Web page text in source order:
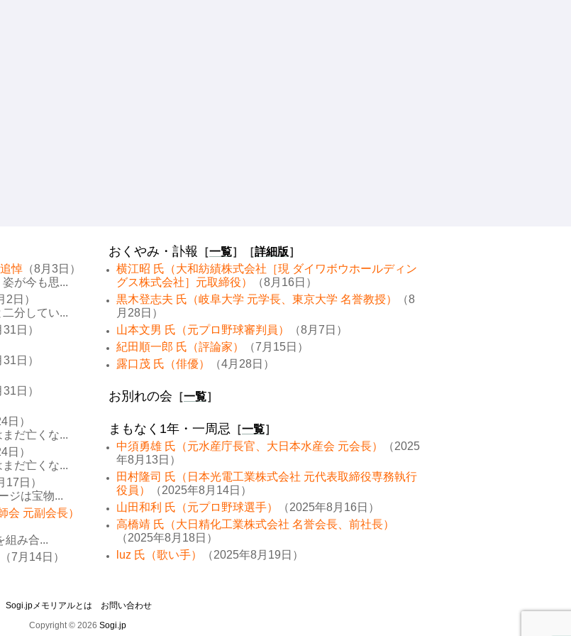
悼 （8月3日）
が今も思...
2日）
分してい...
31日）
31日）
31日）
日）
だ亡くな...
日）
だ亡くな...
17日）
ジは宝物...
会 元副会長）
組み合...
（7月14日）
おくやみ・訃報 ［一覧］［詳細版］
横江昭 氏（大和紡績株式会社［現 ダイワボウホールディン
グス株式会社］元取締役）
（8月16日）
黒木登志夫 氏（岐阜大学 元学長、東京大学 名誉教授）
（8
月28日）
山本文男 氏（元プロ野球審判員）
（8月7日）
紀田順一郎 氏（評論家）
（7月15日）
露口茂 氏（俳優）
（4月28日）
お別れの会 ［一覧］
まもなく1年・一周忌 ［一覧］
中須勇雄 氏（元水産庁長官、大日本水産会 元会長）
（2025
年8月13日）
田村隆司 氏（日本光電工業株式会社 元代表取締役専務執行
役員）
（2025年8月14日）
山田和利 氏（元プロ野球選手）
（2025年8月16日）
高橋靖 氏（大日精化工業株式会社 名誉会長、前社長）
（2025年8月18日）
luz 氏（歌い手）
（2025年8月19日）
Sogi.jpメモリアルとは
お問い合わせ
Copyright © 2026 Sogi.jp